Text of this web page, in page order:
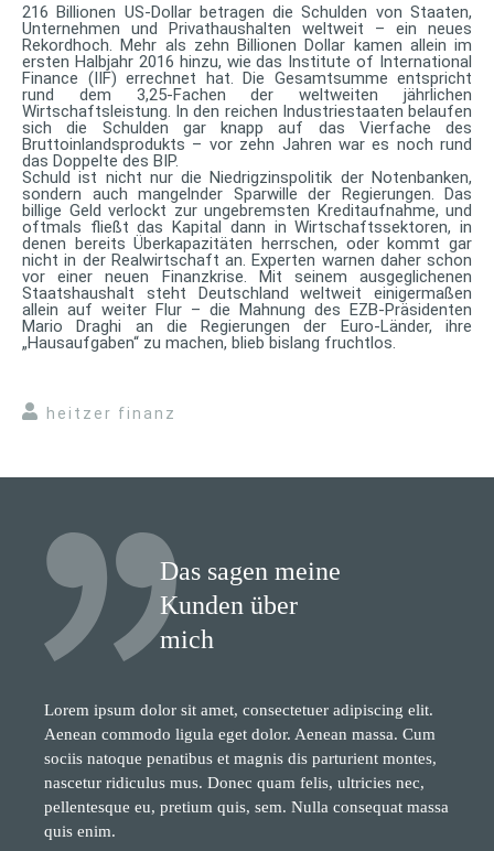
216 Billionen US-Dollar betragen die Schulden von Staaten,
Unternehmen und Privathaushalten weltweit – ein neues
Rekordhoch. Mehr als zehn Billionen Dollar kamen allein im
ersten Halbjahr 2016 hinzu, wie das Institute of International
Finance (IIF) errechnet hat. Die Gesamtsumme entspricht
rund dem 3,25-Fachen der weltweiten jährlichen
Wirtschaftsleistung. In den reichen Industriestaaten belaufen
sich die Schulden gar knapp auf das Vierfache des
Bruttoinlandsprodukts – vor zehn Jahren war es noch rund
das Doppelte des BIP.
Schuld ist nicht nur die Niedrigzinspolitik der Notenbanken,
sondern auch mangelnder Sparwille der Regierungen. Das
billige Geld verlockt zur ungebremsten Kreditaufnahme, und
oftmals fließt das Kapital dann in Wirtschaftssektoren, in
denen bereits Überkapazitäten herrschen, oder kommt gar
nicht in der Realwirtschaft an. Experten warnen daher schon
vor einer neuen Finanzkrise. Mit seinem ausgeglichenen
Staatshaushalt steht Deutschland weltweit einigermaßen
allein auf weiter Flur – die Mahnung des EZB-Präsidenten
Mario Draghi an die Regierungen der Euro-Länder, ihre
„Hausaufgaben“ zu machen, blieb bislang fruchtlos.
heitzer finanz
Das sagen meine
Kunden über
mich
Lorem ipsum dolor sit amet, consectetuer adipiscing elit.
Aenean commodo ligula eget dolor. Aenean massa. Cum
sociis natoque penatibus et magnis dis parturient montes,
nascetur ridiculus mus. Donec quam felis, ultricies nec,
pellentesque eu, pretium quis, sem. Nulla consequat massa
quis enim.